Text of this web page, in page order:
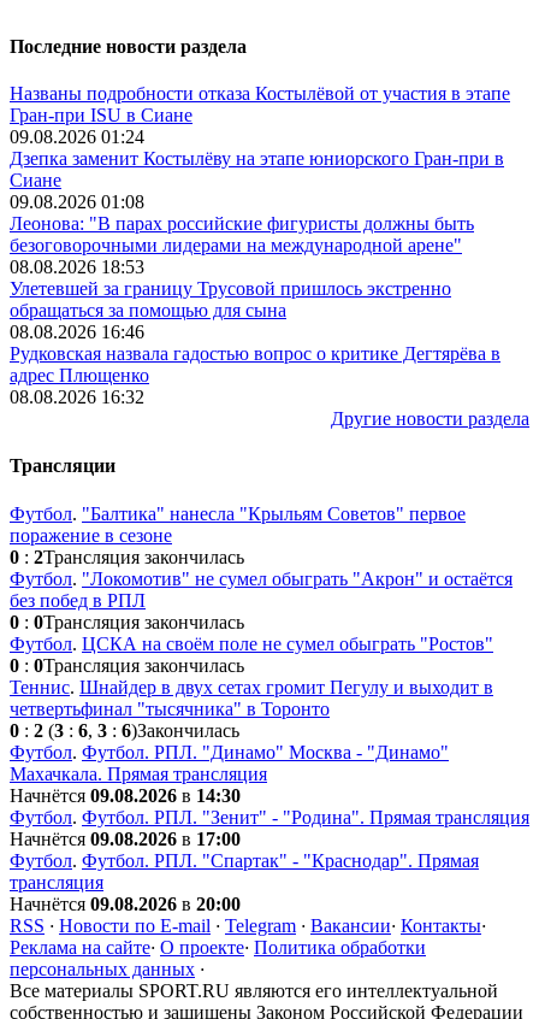
Последние новости раздела
Названы подробности отказа Костылёвой от участия в этапе
Гран-при ISU в Сиане
09.08.2026 01:24
Дзепка заменит Костылёву на этапе юниорского Гран-при в
Сиане
09.08.2026 01:08
Леонова: "В парах российские фигуристы должны быть
безоговорочными лидерами на международной арене"
08.08.2026 18:53
Улетевшей за границу Трусовой пришлось экстренно
обращаться за помощью для сына
08.08.2026 16:46
Рудковская назвала гадостью вопрос о критике Дегтярёва в
адрес Плющенко
08.08.2026 16:32
Другие новости раздела
Трансляции
Футбол. "Балтика" нанесла "Крыльям Советов" первое
поражение в сезоне
0 : 2Трансляция закончилась
Футбол. "Локомотив" не сумел обыграть "Акрон" и остаётся
без побед в РПЛ
0 : 0Трансляция закончилась
Футбол. ЦСКА на своём поле не сумел обыграть "Ростов"
0 : 0Трансляция закончилась
Теннис. Шнайдер в двух сетах громит Пегулу и выходит в
четвертьфинал "тысячника" в Торонто
0 : 2 (3 : 6, 3 : 6)Закончилась
Футбол. Футбол. РПЛ. "Динамо" Москва - "Динамо"
Махачкала. Прямая трансляция
Начнётся 09.08.2026 в 14:30
Футбол. Футбол. РПЛ. "Зенит" - "Родина". Прямая трансляция
Начнётся 09.08.2026 в 17:00
Футбол. Футбол. РПЛ. "Спартак" - "Краснодар". Прямая
трансляция
Начнётся 09.08.2026 в 20:00
RSS · Новости по E-mail · Telegram · Вакансии· Контакты·
Реклама на сайте· О проекте· Политика обработки
персональных данных ·
Все материалы SPORT.RU являются его интеллектуальной
собственностью и защищены Законом Российской Федерации